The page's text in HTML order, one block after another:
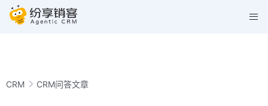
CRM CRM问答文章